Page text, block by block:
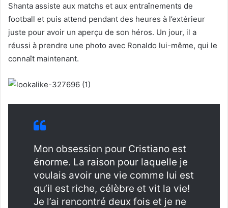
Shanta assiste aux matchs et aux entraînements de
football et puis attend pendant des heures à l’extérieur
juste pour avoir un aperçu de son héros. Un jour, il a
réussi à prendre une photo avec Ronaldo lui-même, qui le
connaît maintenant.
Mon obsession pour Cristiano est
énorme. La raison pour laquelle je
voulais avoir une vie comme lui est
qu’il est riche, célèbre et vit la vie!
Je l’ai rencontré deux fois et je ne